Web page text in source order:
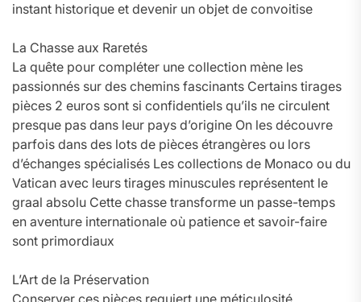
instant historique et devenir un objet de convoitise
La Chasse aux Raretés
La quête pour compléter une collection mène les
passionnés sur des chemins fascinants Certains tirages
pièces 2 euros sont si confidentiels qu’ils ne circulent
presque pas dans leur pays d’origine On les découvre
parfois dans des lots de pièces étrangères ou lors
d’échanges spécialisés Les collections de Monaco ou du
Vatican avec leurs tirages minuscules représentent le
graal absolu Cette chasse transforme un passe-temps
en aventure internationale où patience et savoir-faire
sont primordiaux
L’Art de la Préservation
Conserver ces pièces requiert une méticulosité